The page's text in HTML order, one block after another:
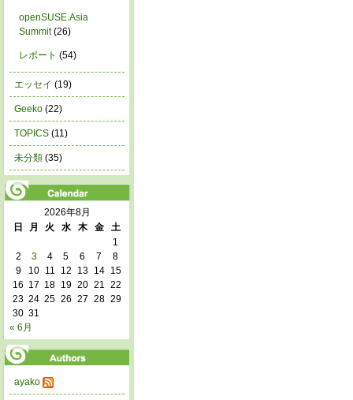
openSUSE.Asia
Summit(26)
レポート (54)
エッセイ (19)
Geeko (22)
TOPICS (11)
未分類 (35)
2026年8月
日
月 火 水 木 金
土
1
2
3 4 5 6 7
8
9
10 11 12 13 14
15
16 17 18 19 20 21 22
23 24 25 26 27 28 29
30 31
« 6月
ayako